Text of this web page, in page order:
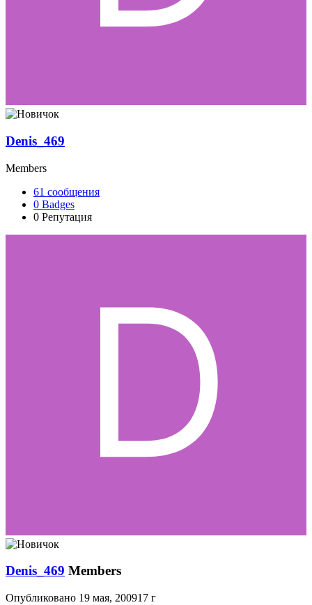
Denis_469
Members
61 сообщения
0 Badges
0 Репутация
Denis_469 Members
Опубликовано 19 мая, 200917 г